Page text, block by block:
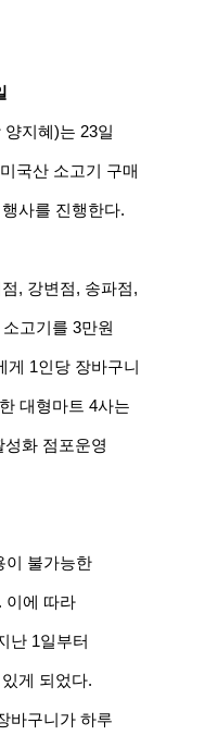
지혜)는 23일
국산 소고기 구매
사를 진행한다.
, 강변점, 송파점,
고기를 3만원
게 1인당 장바구니
대형마트 4사는
성화 점포운영
이 불가능한
이에 따라
난 1일부터
게 되었다.
바구니가 하루